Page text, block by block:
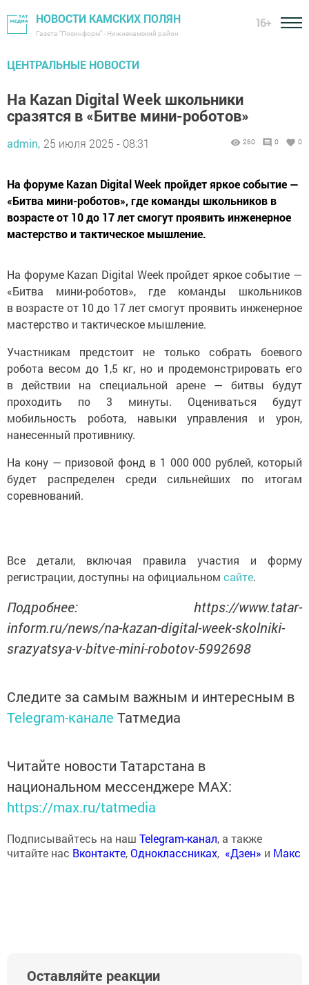
НОВОСТИ КАМСКИХ ПОЛЯН
Газета "Посинформ" - Нижнекамский район
16+
ЦЕНТРАЛЬНЫЕ НОВОСТИ
На Kazan Digital Week школьники
сразятся в «Битве мини-роботов»
admin, 25 июля 2025 - 08:31 260 0 0
На форуме Kazan Digital Week пройдет яркое событие —
«Битва мини-роботов», где команды школьников в
возрасте от 10 до 17 лет смогут проявить инженерное
мастерство и тактическое мышление.
На форуме Kazan Digital Week пройдет яркое событие —
«Битва мини-роботов», где команды школьников
в возрасте от 10 до 17 лет смогут проявить инженерное
мастерство и тактическое мышление.
Участникам предстоит не только собрать боевого
робота весом до 1,5 кг, но и продемонстрировать его
в действии на специальной арене — битвы будут
проходить по 3 минуты. Оцениваться будут
мобильность робота, навыки управления и урон,
нанесенный противнику.
На кону — призовой фонд в 1 000 000 рублей, который
будет распределен среди сильнейших по итогам
соревнований.
Все детали, включая правила участия и форму
регистрации, доступны на официальном сайте.
Подробнее: https://www.tatar-
inform.ru/news/na-kazan-digital-week-skolniki-
srazyatsya-v-bitve-mini-robotov-5992698
Следите за самым важным и интересным в
Telegram-канале Татмедиа
Читайте новости Татарстана в
национальном мессенджере MАХ:
https://max.ru/tatmedia
Подписывайтесь на наш Telegram-канал, а также
читайте нас Вконтакте,Одноклассниках, «Дзен» и Макс
Оставляйте реакции